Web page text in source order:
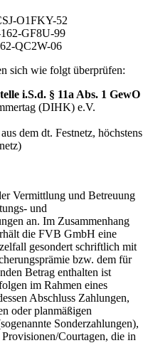
O1FKY-52
GF8U-99
QC2W-06
sich wie folgt überprüfen:
i.S.d. § 11a Abs. 1 GewO
(DIHK) e.V.
dem dt. Festnetz, höchstens
Vermittlung und Betreuung
und
an. Im Zusammenhang
die FVB GmbH eine
gesondert schriftlich mit
bzw. dem für
Betrag enthalten ist
im Rahmen eines
Abschluss Zahlungen,
oder planmäßigen
Sonderzahlungen),
Courtagen, die in